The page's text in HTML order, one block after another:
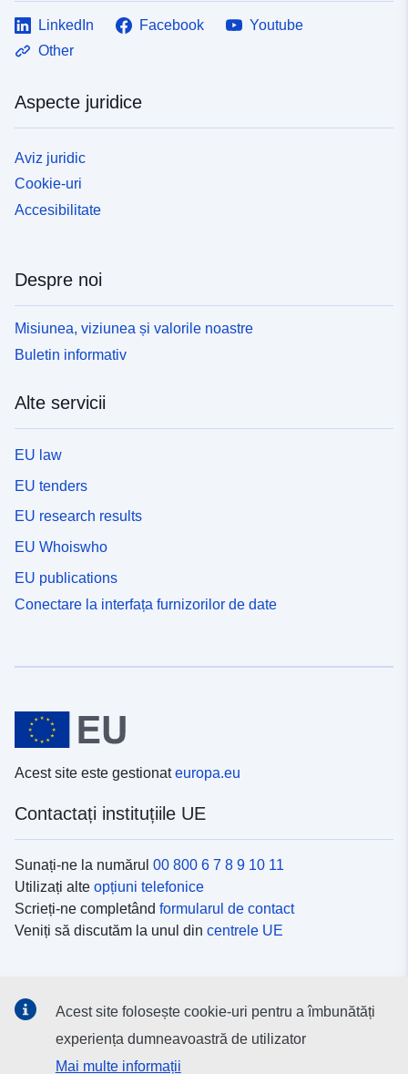
LinkedIn Facebook
Youtube
Other
Aspecte juridice
Aviz juridic
Cookie-uri
Accesibilitate
Despre noi
Misiunea, viziunea și valorile noastre
Buletin informativ
Alte servicii
EU law
EU tenders
EU research results
EU Whoiswho
EU publications
Conectare la interfața furnizorilor de date
Acest site este gestionateuropa.eu
Contactați instituțiile UE
Sunați-ne la numărul 00 800 6 7 8 9 10 11
Utilizați alte opțiuni telefonice
Scrieți-ne completând formularul de contact
Veniți să discutăm la unul din centrele UE
Descoperiți canalele UEpe rețelele sociale
Acest site folosește cookie-uri pentru a îmbunătăți
experiența dumneavoastră de utilizator
Mai multe informații